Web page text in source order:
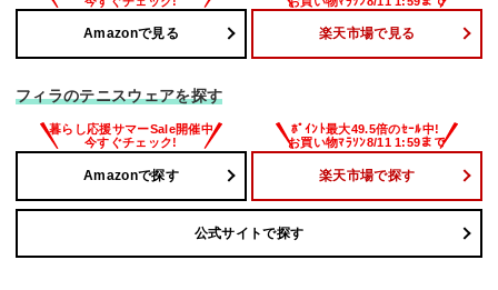
Amazonで見る 楽天市場で見る
フィラのテニスウェアを探す
Amazonで探す 楽天市場で探す
公式サイトで探す